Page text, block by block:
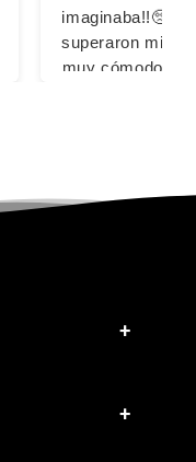
imaginaba!!🥺🥺
superaron mis
muy cómodos
ningún